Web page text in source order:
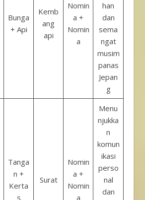
Bunga
+ Api
Kemb
ang
api
Nomin
a +
Nomin
a
han
dan
sema
ngat
musim
panas
Jepan
g
Tanga
n +
Kerta
s
Surat
Nomin
a +
Nomin
a
Menu
njukka
n
komun
ikasi
perso
nal
dan